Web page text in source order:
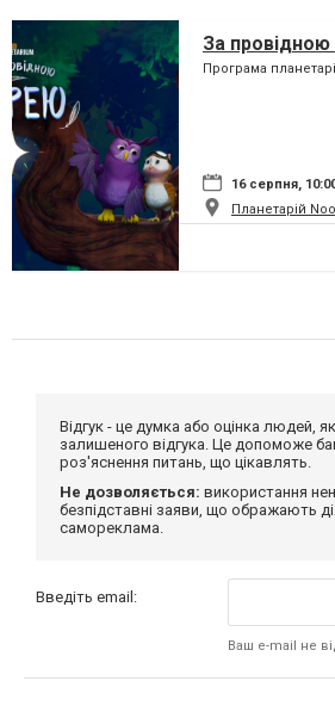
За
Програма
16 серпня,
Планетарій
Відгук - це думка або оцінка людей,
залишеного відгука. Це допоможе
роз'яснення питань, що цікавлять.
Не дозволяється: використання
безпідставні заяви, що ображають
самореклама.
Введіть email:
Ваш e-mail не